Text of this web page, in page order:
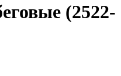
(2522-